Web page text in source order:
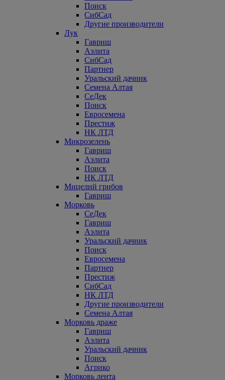
Поиск
СибСад
Другие производители
Лук
Гавриш
Аэлита
СибСад
Партнер
Уральский дачник
Семена Алтая
СеДек
Поиск
Евросемена
Престиж
НК ЛТД
Микрозелень
Гавриш
Аэлита
Поиск
НК ЛТД
Мицелий грибов
Гавриш
Морковь
СеДек
Гавриш
Аэлита
Уральский дачник
Поиск
Евросемена
Партнер
Престиж
СибСад
НК ЛТД
Другие производители
Семена Алтая
Морковь драже
Гавриш
Аэлита
Уральский дачник
Поиск
Агрико
Морковь лента